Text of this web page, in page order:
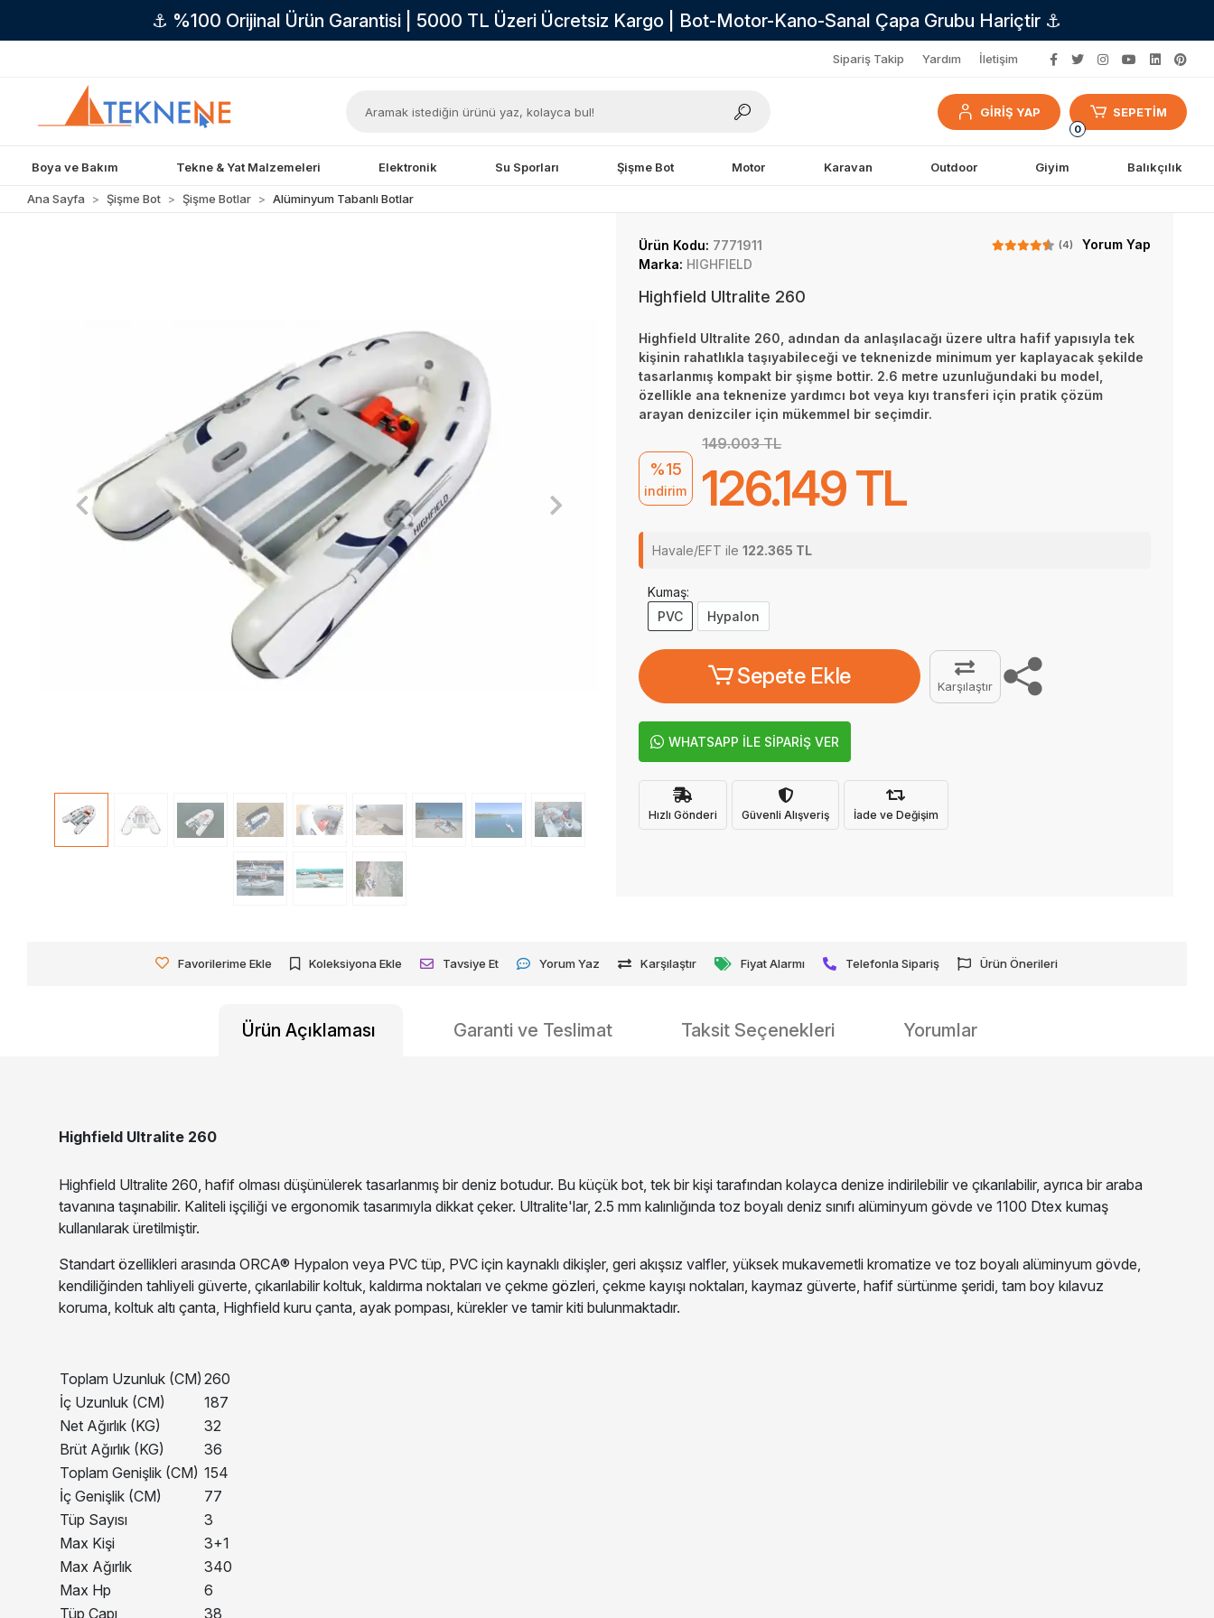
⚓ %100 Orijinal Ürün Garantisi | 5000 TL Üzeri Ücretsiz Kargo | Bot-Motor-Kano-Sanal Çapa Grubu Hariçtir ⚓
Sipariş Takip Yardım İletişim
GİRİŞ YAP
0
SEPETİM
Boya ve Bakım Tekne & Yat Malzemeleri Elektronik Su Sporları Şişme Bot Motor Karavan Outdoor Giyim Balıkçılık
Ana Sayfa Şişme Bot Şişme Botlar Alüminyum Tabanlı Botlar
Ürün Kodu: 7771911 (4)
Yorum Yap
Marka: HIGHFIELD
Highfield Ultralite 260
Highfield Ultralite 260, adından da anlaşılacağı üzere ultra hafif yapısıyla tek
kişinin rahatlıkla taşıyabileceği ve teknenizde minimum yer kaplayacak şekilde
tasarlanmış kompakt bir şişme bottir. 2.6 metre uzunluğundaki bu model,
özellikle ana teknenize yardımcı bot veya kıyı transferi için pratik çözüm
arayan denizciler için mükemmel bir seçimdir.
%15
indirim
149.003 TL
126.149 TL
Havale/EFT ile 122.365 TL
Kumaş:
PVC
Hypalon
Sepete Ekle Karşılaştır
WHATSAPP İLE SİPARİŞ VER
Hızlı Gönderi Güvenli Alışveriş İade ve Değişim
Favorilerime Ekle Koleksiyona Ekle Tavsiye Et Yorum Yaz Karşılaştır Fiyat Alarmı Telefonla Sipariş Ürün Önerileri
Ürün Açıklaması Garanti ve Teslimat Taksit Seçenekleri Yorumlar
Highfield Ultralite 260
Highfield Ultralite 260, hafif olması düşünülerek tasarlanmış bir deniz botudur. Bu küçük bot, tek bir kişi tarafından kolayca denize indirilebilir ve çıkarılabilir, ayrıca bir araba
tavanına taşınabilir. Kaliteli işçiliği ve ergonomik tasarımıyla dikkat çeker. Ultralite'lar, 2.5 mm kalınlığında toz boyalı deniz sınıfı alüminyum gövde ve 1100 Dtex kumaş
kullanılarak üretilmiştir.
Standart özellikleri arasında ORCA® Hypalon veya PVC tüp, PVC için kaynaklı dikişler, geri akışsız valfler, yüksek mukavemetli kromatize ve toz boyalı alüminyum gövde,
kendiliğinden tahliyeli güverte, çıkarılabilir koltuk, kaldırma noktaları ve çekme gözleri, çekme kayışı noktaları, kaymaz güverte, hafif sürtünme şeridi, tam boy kılavuz
koruma, koltuk altı çanta, Highfield kuru çanta, ayak pompası, kürekler ve tamir kiti bulunmaktadır.
Toplam Uzunluk (CM) 260
İç Uzunluk (CM)
187
Net Ağırlık (KG)
32
Brüt Ağırlık (KG)
36
Toplam Genişlik (CM) 154
İç Genişlik (CM)
77
Tüp Sayısı
3
Max Kişi
3+1
Max Ağırlık
340
Max Hp
6
Tüp Çapı
38